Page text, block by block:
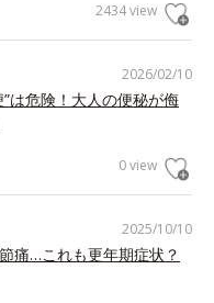
2434 view
2026/02/10
は危険！大人の便秘が侮
0 view
2025/10/10
痛…これも更年期症状？